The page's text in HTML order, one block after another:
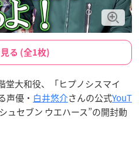
る (全1枚)
堂大和役、「ヒプノシスマイ
声優・ 白井悠介さんの公式YouT
ュセブン ウエハース”の開封動